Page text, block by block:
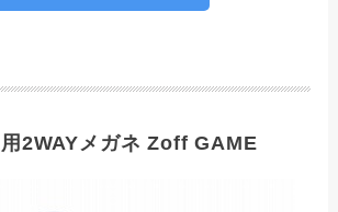
2WAYメガネ Zoff GAME